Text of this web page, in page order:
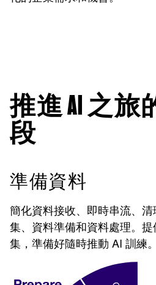
推進 AI 之旅
段
準備資料
簡化資料接收、即時串流、
集、資料準備和資料處理。
集，準備好隨時推動 AI 訓練。